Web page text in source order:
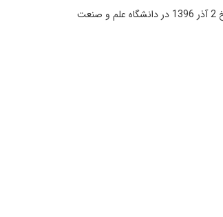
در محورهای مختلف در تاریخ 2 آذر 1396 در دانشگاه علم و صنعت